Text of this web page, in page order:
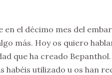
en el décimo mes del
más. Hoy os quiero
que ha creado Bepanthol.
habéis utilizado u os han